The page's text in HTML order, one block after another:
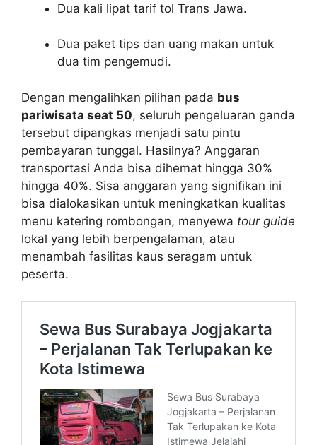
Dua kali lipat tarif tol Trans Jawa.
Dua paket tips dan uang makan untuk
dua tim pengemudi.
Dengan mengalihkan pilihan pada bus
pariwisata seat 50, seluruh pengeluaran ganda
tersebut dipangkas menjadi satu pintu
pembayaran tunggal. Hasilnya? Anggaran
transportasi Anda bisa dihemat hingga 30%
hingga 40%. Sisa anggaran yang signifikan ini
bisa dialokasikan untuk meningkatkan kualitas
menu katering rombongan, menyewa tour guide
lokal yang lebih berpengalaman, atau
menambah fasilitas kaus seragam untuk
peserta.